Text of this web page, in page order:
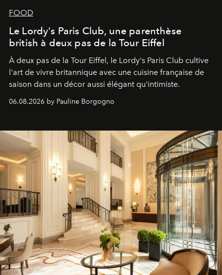
FOOD
Le Lordy's Paris Club, une parenthèse
british à deux pas de la Tour Eiffel
À deux pas de la Tour Eiffel, le Lordy's Paris Club cultive
l'art de vivre britannique avec une cuisine française de
saison dans un décor aussi élégant qu'intimiste.
06.08.2026 by Pauline Borgogno